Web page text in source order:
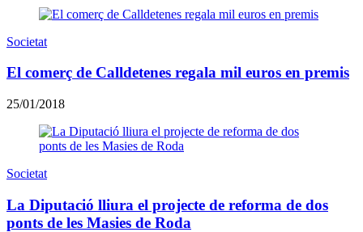
Societat
El comerç de Calldetenes regala mil euros en premis
25/01/2018
Societat
La Diputació lliura el projecte de reforma de dos
ponts de les Masies de Roda